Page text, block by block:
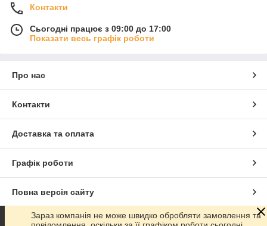
Контакти
Сьогодні працює з 09:00 до 17:00
Показати весь графік роботи
Про нас
Контакти
Доставка та оплата
Графік роботи
Повна версія сайту
Сайт створено на маркетплейсіProm.ua
Зараз компанія не може швидко обробляти замовлення та